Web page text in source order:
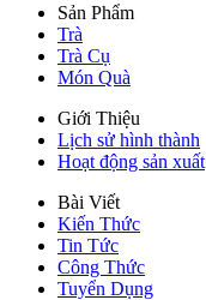
Sản Phẩm
Trà
Trà Cụ
Món Quà
Giới Thiệu
Lịch sử hình thành
Hoạt động sản xuất
Bài Viết
Kiến Thức
Tin Tức
Công Thức
Tuyển Dụng